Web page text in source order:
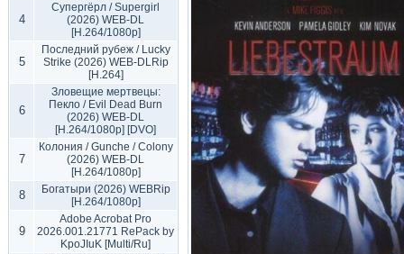
4
Супергёрл / Supergirl
(2026) WEB-DL
[H.264/1080p]
5
Последний рубеж / Lucky
Strike (2026) WEB-DLRip
[H.264]
6
Зловещие мертвецы:
Пекло / Evil Dead Burn
(2026) WEB-DL
[H.264/1080p] [DVO]
7
Колония / Gunche / Colony
(2026) WEB-DL
[H.264/1080p]
8
Богатыри (2026) WEBRip
[H.264/1080p]
9
Adobe Acrobat Pro
2026.001.21771 RePack by
KpoJIuK [Multi/Ru]